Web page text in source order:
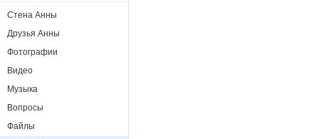
Стена Анны
Друзья Анны
Фотографии
Видео
Музыка
Вопросы
Файлы